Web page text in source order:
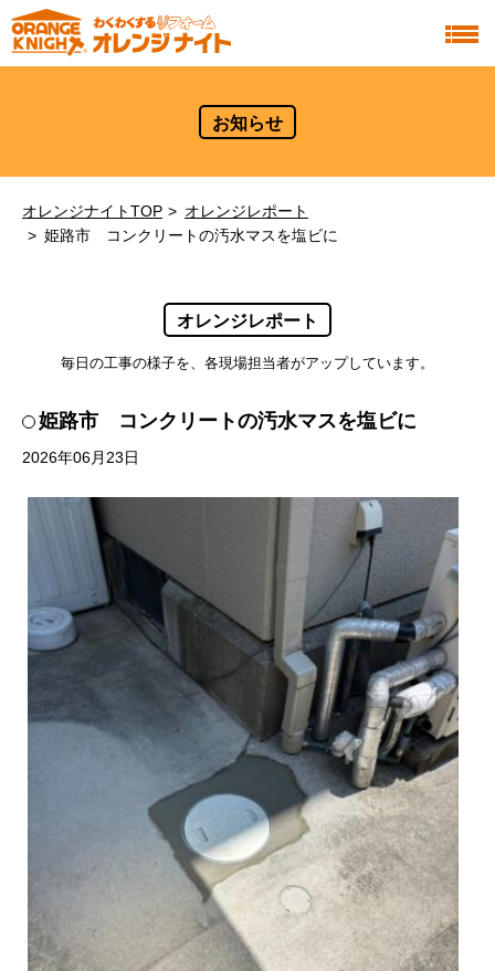
お知らせ
オレンジナイトTOP
オレンジレポート
姫路市 コンクリートの汚水マスを塩ビに
オレンジレポート
毎日の工事の様子を、各現場担当者がアップしています。
姫路市 コンクリートの汚水マスを塩ビに
2026年06月23日